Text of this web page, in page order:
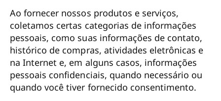
Ao fornecer nossos produtos e serviços,
coletamos certas categorias de informações
pessoais, como suas informações de contato,
histórico de compras, atividades eletrônicas e
na Internet e, em alguns casos, informações
pessoais confidenciais, quando necessário ou
quando você tiver fornecido consentimento.